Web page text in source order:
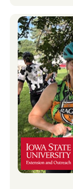
Website als Beweis. Ich bin kein Profi
darin,
meinen
der
zu
Zeit
genieße
aktiv zu
sie
haben
einige